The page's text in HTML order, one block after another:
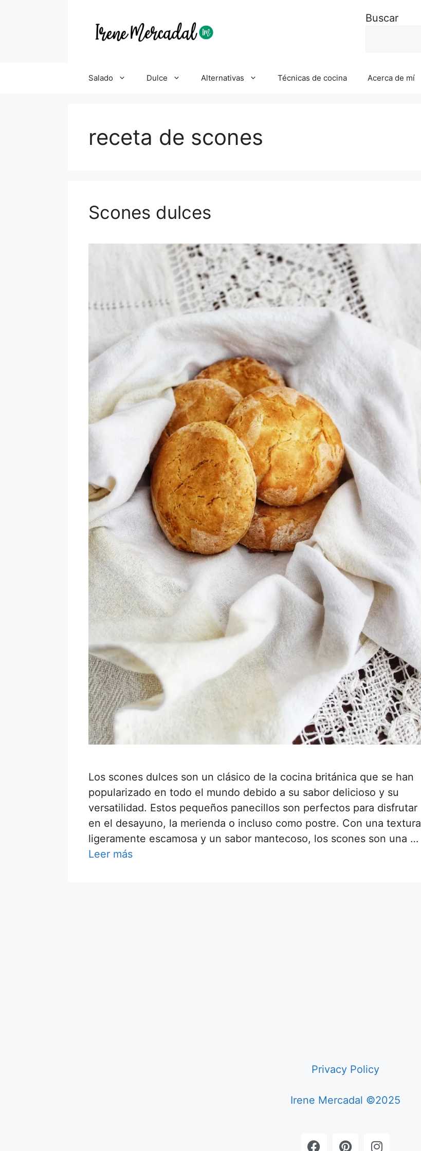
Buscar
Salado Dulce Alternativas Técnicas de cocina Acerca de mí
receta de scones
Scones dulces
Los scones dulces son un clásico de la cocina británica que se han
popularizado en todo el mundo debido a su sabor delicioso y su
versatilidad. Estos pequeños panecillos son perfectos para disfrutar
en el desayuno, la merienda o incluso como postre. Con una textura
ligeramente escamosa y un sabor mantecoso, los scones son una …
Leer más
Privacy Policy
Irene Mercadal ©2025